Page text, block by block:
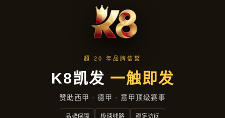
公司动态
首页 公司动态